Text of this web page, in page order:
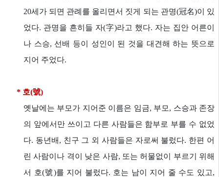
20세가 되면 관례를 올리면서 짓게 되는 관명(冠名)이 있
었다. 관명을 흔히들 자(字)라고 했다. 자는 집안 어른이
나 스승, 선배 등이 성인이 된 것을 대견해 하는 뜻으로
지어 주었다.
* 호(號)
옛날에는 부모가 지어준 이름은 임금, 부모, 스승과 존장
의 앞에서만 쓰이고 다른 사람들은 함부로 부를 수 없었
다. 동년배, 친구 그 외 사람들은 자로써 불렀다. 한편 어
린 사람이나 격이 낮은 사람, 또는 허물없이 부르기 위해
서 호(號)를 지어 불렀다. 호는 남이 지어 줄 수도 있고,